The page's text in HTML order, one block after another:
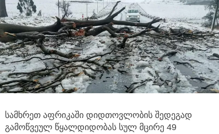
სამხრეთ აფრიკაში დიდთოვლობის შედეგად
გამოწვეულ წყალდიდობას სულ მცირე 49